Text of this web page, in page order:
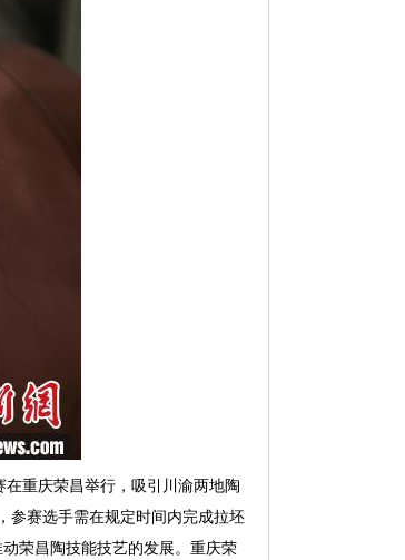
在重庆荣昌举行，吸引川渝两地陶
参赛选手需在规定时间内完成拉坯
荣昌陶技能技艺的发展。重庆荣